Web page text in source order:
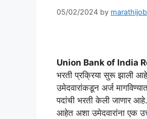
05/02/2024 by
Union Bank of India
भरती प्रक्रिया सुरू झाली
उमेदवारांकडून अर्ज
पदांची भरती केली जाणार
आहेत अशा उमेदवारांना एक